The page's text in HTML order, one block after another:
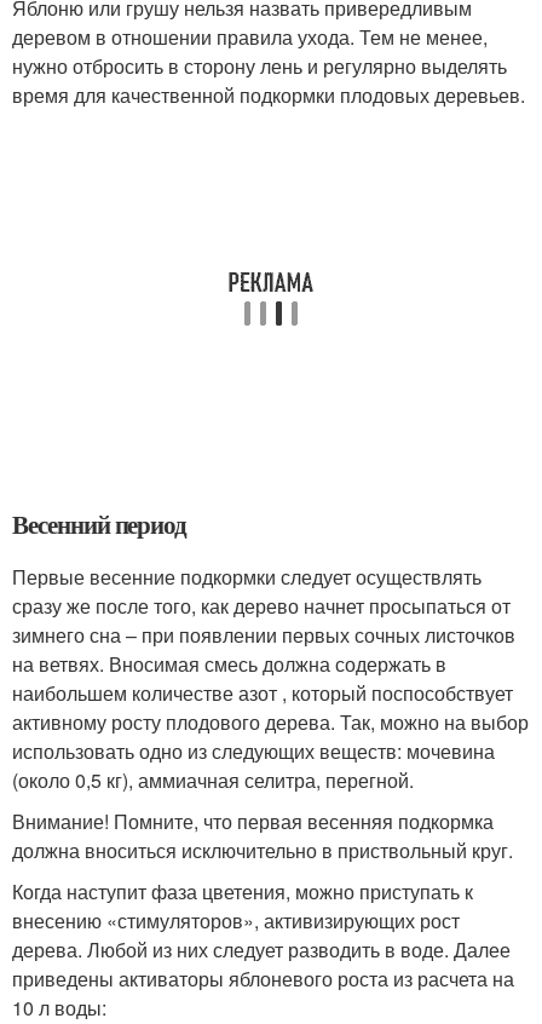
Яблоню или грушу нельзя назвать привередливым
деревом в отношении правила ухода. Тем не менее,
нужно отбросить в сторону лень и регулярно выделять
время для качественной подкормки плодовых деревьев.
Весенний период
Первые весенние подкормки следует осуществлять
сразу же после того, как дерево начнет просыпаться от
зимнего сна – при появлении первых сочных листочков
на ветвях. Вносимая смесь должна содержать в
наибольшем количестве азот , который поспособствует
активному росту плодового дерева. Так, можно на выбор
использовать одно из следующих веществ: мочевина
(около 0,5 кг), аммиачная селитра, перегной.
Внимание! Помните, что первая весенняя подкормка
должна вноситься исключительно в приствольный круг.
Когда наступит фаза цветения, можно приступать к
внесению «стимуляторов», активизирующих рост
дерева. Любой из них следует разводить в воде. Далее
приведены активаторы яблоневого роста из расчета на
10 л воды: